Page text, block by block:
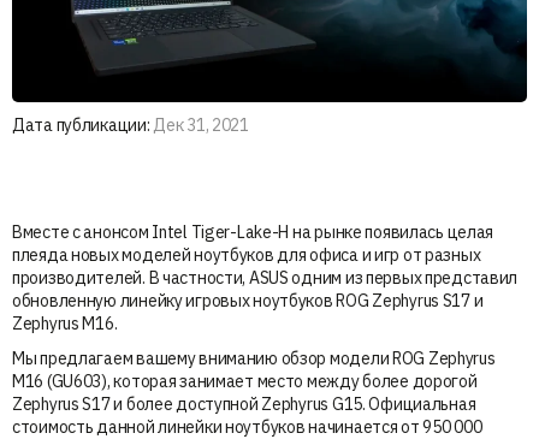
Дата публикации: Дек 31, 2021
Вместе с анонсом Intel Tiger-Lake-H на рынке появилась целая
плеяда новых моделей ноутбуков для офиса и игр от разных
производителей. В частности, ASUS одним из первых представил
обновленную линейку игровых ноутбуков ROG Zephyrus S17 и
Zephyrus M16.
Мы предлагаем вашему вниманию обзор модели ROG Zephyrus
M16 (GU603), которая занимает место между более дорогой
Zephyrus S17 и более доступной Zephyrus G15. Официальная
стоимость данной линейки ноутбуков начинается от 950 000